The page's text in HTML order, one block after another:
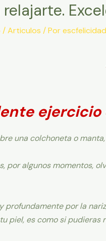
/Articulos / Porescfelicidad
una colchoneta o
por algunos momentos,
profundamente por la
piel, es como si pudieras